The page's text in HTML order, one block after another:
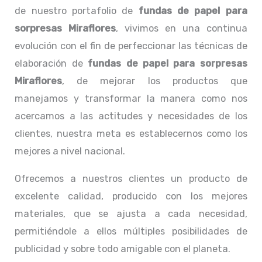
de nuestro portafolio de fundas de papel para
sorpresas Miraflores, vivimos en una continua
evolución con el fin de perfeccionar las técnicas de
elaboración de fundas de papel para sorpresas
Miraflores, de mejorar los productos que
manejamos y transformar la manera como nos
acercamos a las actitudes y necesidades de los
clientes, nuestra meta es establecernos como los
mejores a nivel nacional.
Ofrecemos a nuestros clientes un producto de
excelente calidad, producido con los mejores
materiales, que se ajusta a cada necesidad,
permitiéndole a ellos múltiples posibilidades de
publicidad y sobre todo amigable con el planeta.